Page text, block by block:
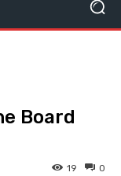
Board
0
19